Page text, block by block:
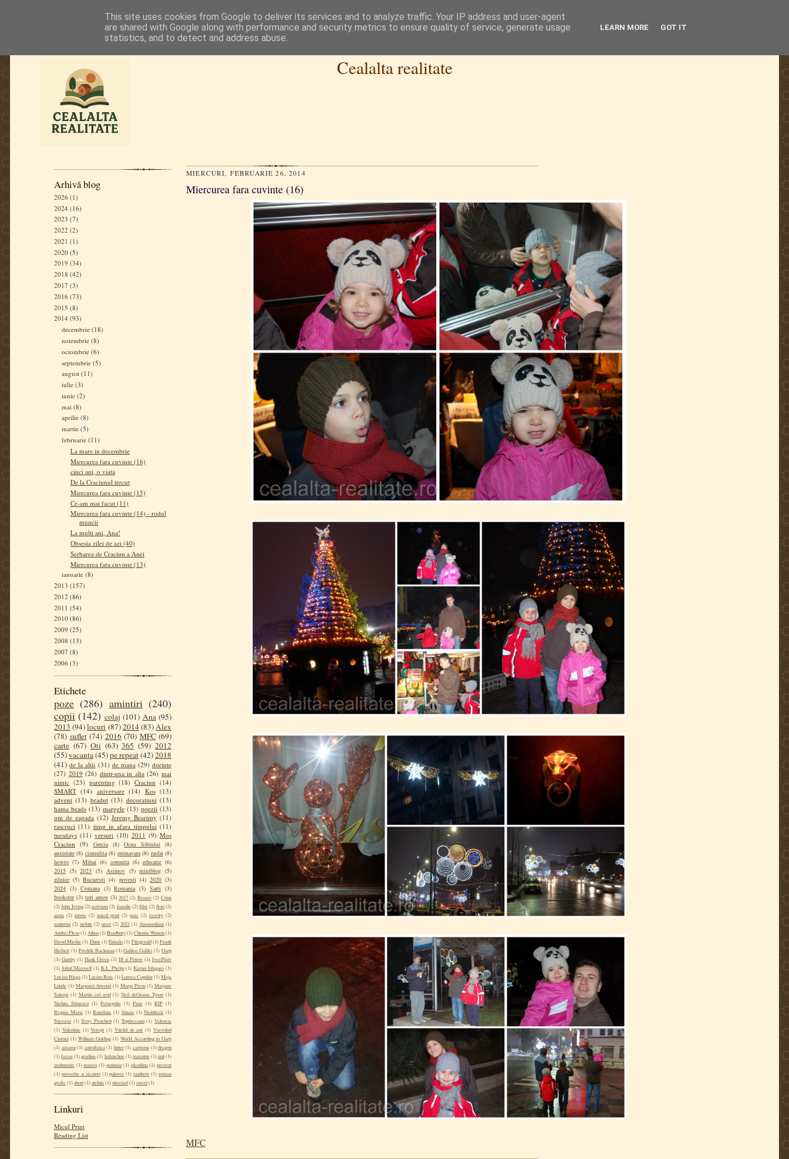
Cealalta realitate
Arhivă blog
2026 (1)
2024 (16)
2023 (7)
2022 (2)
2021 (1)
2020 (5)
2019 (34)
2018 (42)
2017 (3)
2016 (73)
2015 (8)
2014 (93)
decembrie (18)
noiembrie (8)
octombrie (6)
septembrie (5)
august (11)
iulie (3)
iunie (2)
mai (8)
aprilie (8)
martie (5)
februarie (11)
La mare in decembrie
Miercurea fara cuvinte (16)
cinci ani, o viata
De la Craciunul trecut
Miercurea fara cuvinte (15)
Ce-am mai facut (11)
Miercurea fara cuvinte (14) - rodul
muncii
La multi ani, Ana!
Obsesia zilei de azi (40)
Serbarea de Craciun a Anei
Miercurea fara cuvinte (13)
ianuarie (8)
2013 (157)
2012 (86)
2011 (54)
2010 (86)
2009 (25)
2008 (13)
2007 (8)
2006 (3)
Etichete
poze (286) amintiri (240)
copii (142) colaj (101) Ana (95)
2013 (94)locuri (87)2014(83) Alex
(78) suflet (74) 2016 (70) MFC (69)
carte (67) Oti (63) 365 (59) 2012
(55)vacanta (45)pe repeat(42)2018
(41) de la altii (31) de mana (29) dorinte
(27) 2019 (26) dintr-una in alta (26) mai
nimic (23) parenting (18) Craciun (14)
SMART (14) aniversare (14) Kos (13)
advent (13) bradut (13) decoratiuni (13)
hama beads (13) margele (13) poezii (13)
om de zapada (12) Jeremy Bearimy (11)
rascruci (11) timp in afara timpului (11)
tuesdays (11) versuri (10) 2011 (9) Mos
Craciun
(9) Grecia (8) Ocna Sibiului
(8)
anxietate (8) cizmulita (8) primavara (8) rasfat (8)
howto (7) Mihai (6) coronita (6) educatie (6)
2015 (5) 2023 (5) Asimov (5) miniblog (5)
zilnice (5) Bucuresti (4) povesti (4) 2020 (3)
2024 (3) Comana (3) Romania (3) Sarti (3)
bookster (3) tori amos (3) 2017 (2) Brasov (2) Cristi
(2)John Irving (2)activism (2) familie(2)film (2) flori(2)
iarna (2) istorie (2) micul print (2) parc (2) ravelry (2)
santorini (2) stelute (2) urari (2) 2021 (1) Ammouliani (1)
Andrei Plesu(1)Athos(1)Bradbury(1)Christie Watson(1)
David Michie (1) Dune(1)Enisala (1) Fitzgerald(1)Frank
Herbert (1) Fredrik Backman (1) Galileo Galilei (1) Garp
(1) Gatsby (1) Hank Green (1) Ilf si Petrov (1) IvcelNaiv
(1) JohnCMaxwell (1) K.L. Phelps (1) Kazuo Ishiguro (1)
Lucian Blaga(1)Lucian Boia (1)Lumea Copiilor(1)Maja
Lunde (1) Margaret Atwood (1) Margi Preus (1) Marjane
Satrapi (1) Martin cel avid (1) Neil deGrasse Tyson (1)
Nichita Stănescu (1) Persepolis (1) Pixie (1) RIP (1)
Regina Maria (1) România (1) Sinaia (1) Steinbeck (1)
Suceava (1) Terry Pratchett (1) Topârceanu (1) Valencia
(1) Valentine (1) Verești (1) Vitelul de aur (1) Vsevolod
Ciornei (1) William Golding (1) World According to Garp
(1) amarui (1) astrofizica (1) bitter (1) cartoons (1) dragon
(1)fazan (1)gradina(1) kalanchoe (1)maraton (1) mit(1)
multumire (1) muzeu (1) patinoar (1) plastilina (1) prezent
(1) proverbe si zicatori (1) pulover (1) rainbow (1) roman
grafic(1)short(1)steluta(1)streetart(1)sweet(1)
Linkuri
Micul Print
Reading List
MIERCURI, FEBRUARIE 26, 2014
Miercurea fara cuvinte (16)
MFC
This site uses cookies from Google to deliver its services and to analyze traffic. Your IP address and user-agent
are shared with Google along with performance and security metrics to ensure quality of service, generate usage
statistics, and to detect and address abuse.
LEARN MORE GOT IT